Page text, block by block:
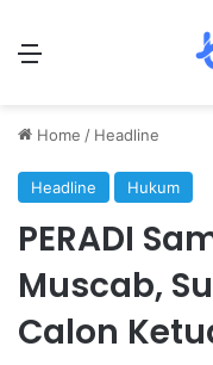
Menu
Home / Headline
Headline Hukum
PERADI
Muscab,
Calon